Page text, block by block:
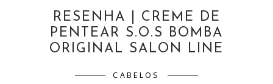
RESENHA | CREME DE
PENTEAR S.O.S BOMBA
ORIGINAL SALON LINE
CABELOS